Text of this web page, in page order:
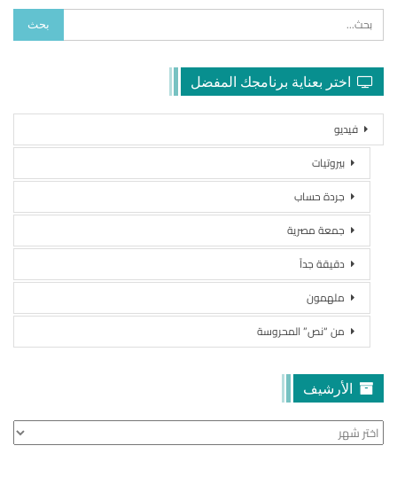
اختر بعناية برنامجك المفضل
فيديو
بيروتيات
جردة حساب
جمعة مصرية
دقيقة جداً
ملهمون
من “نص” المحروسة
الأرشيف
الأرشيف